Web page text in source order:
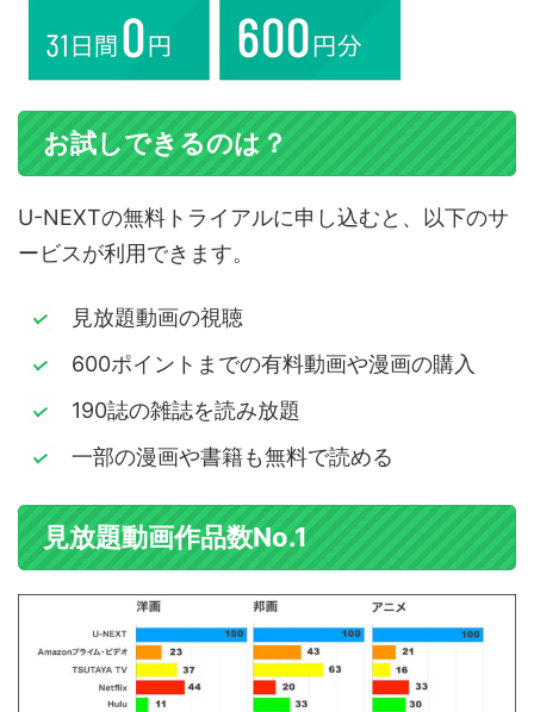
お試しできるのは？
U-NEXTの無料トライアルに申し込むと、以下のサ
ービスが利用できます。
見放題動画の視聴
600ポイントまでの有料動画や漫画の購入
190誌の雑誌を読み放題
一部の漫画や書籍も無料で読める
見放題動画作品数No.1